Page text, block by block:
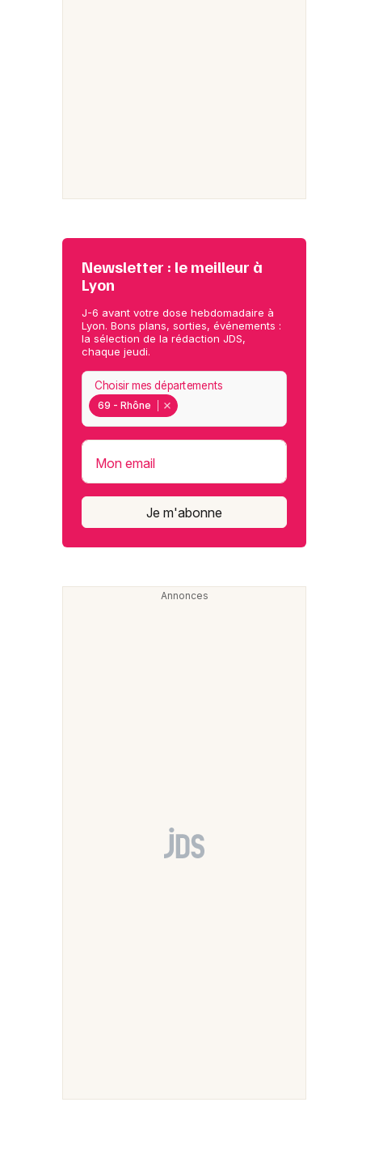
Newsletter : le meilleur à
Lyon
J-6 avant votre dose hebdomadaire à
Lyon. Bons plans, sorties, événements :
la sélection de la rédaction JDS,
chaque jeudi.
69 - Rhône
Choisir mes départements
Mon email
Je m'abonne